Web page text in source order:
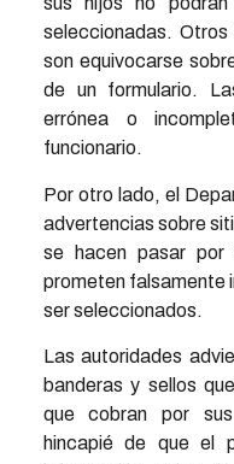
seleccionadas.
son equivocarse
de un formulario.
errónea o
funcionario.
Por otro lado, el
advertencias sobre
se hacen pasar por
prometen falsamente
ser seleccionados.
Las autoridades
banderas y sellos
que cobran por
hincapié de que el